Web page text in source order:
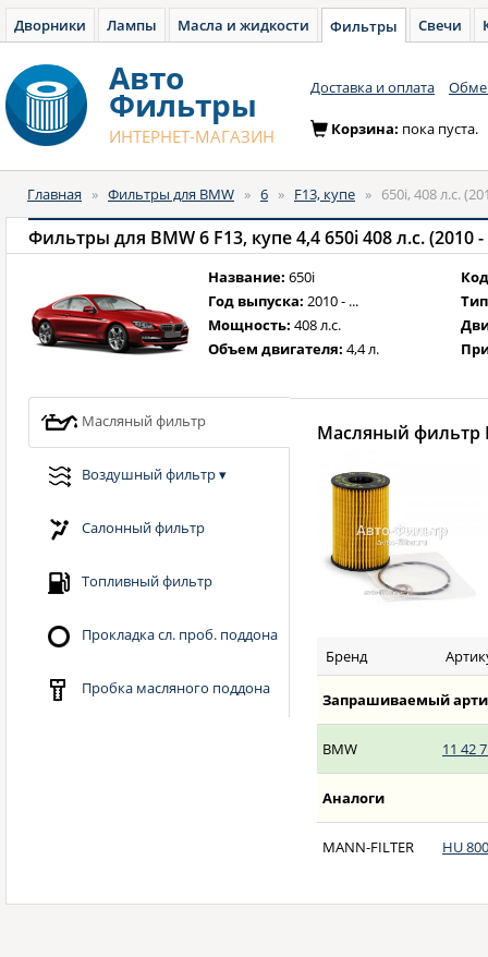
Дворники Лампы Масла и жидкости Фильтры Свечи
Авто
Фильтры
ИНТЕРНЕТ-МАГАЗИН
Доставка и оплата
Корзина: пока пуста.
Главная » Фильтры для BMW » 6 » F13, купе » 650i, 408 л.с.
Фильтры для BMW 6 F13, купе 4,4 650i 408 л.с. (2010
Название: 650i
Год выпуска: 2010 - ...
Мощность: 408 л.с.
Объем двигателя: 4,4 л.
Масляный фильтр
Воздушный фильтр▾
Салонный фильтр
Топливный фильтр
Прокладка сл. проб. поддона
Пробка масляного поддона
Масляный фильтр
Бренд
Запрашиваемый
BMW 11 42
Аналоги
MANN-FILTER HU